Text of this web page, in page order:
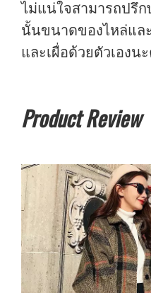
ไม่แน่ใจสามารถปรึ
นั้นขนาดของไหล่แล
และเผื่อด้วยตัวเองน
Product Review